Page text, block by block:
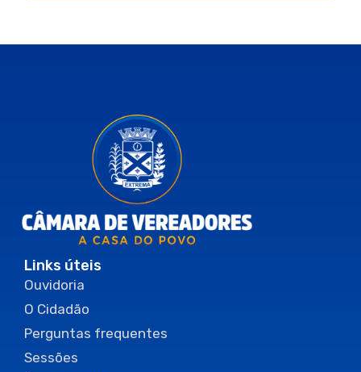
Links úteis
Ouvidoria
O Cidadão
Perguntas frequentes
Sessões